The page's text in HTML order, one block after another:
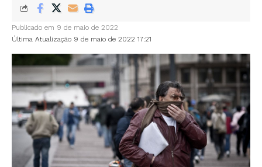
Última Atualização 9 de maio de 2022 17:21
Publicado em 9 de maio de 2022